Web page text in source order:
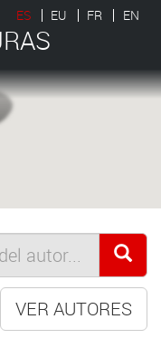
ES EU FR EN
VER AUTORES